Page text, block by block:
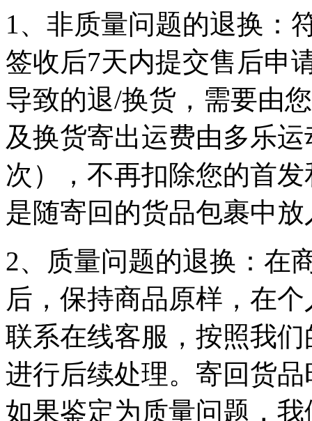
1、非质量问题的退换：
签收后7天内提交售后申
导致的退/换货，需要由
及换货寄出运费由多乐
次），不再扣除您的首
是随寄回的货品包裹中
2、质量问题的退换：在
后，保持商品原样，在
联系在线客服，按照我
进行后续处理。寄回货
如果鉴定为质量问题，